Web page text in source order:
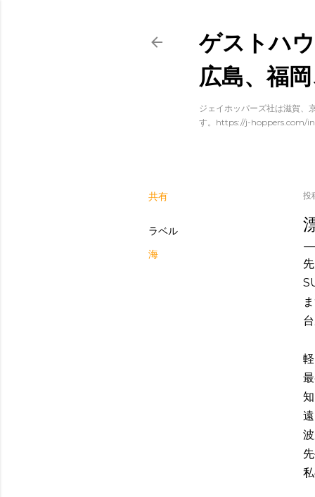
ゲストハ
広島、福
ジェイホッパーズ社は滋賀、
す。https://j-hoppers.com/
共有
ラベル
海
投